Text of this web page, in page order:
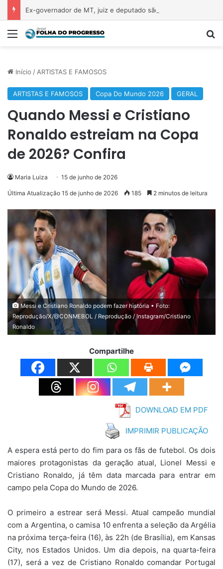
Menu
Início / ARTISTAS E FAMOSOS
ARTISTAS E FAMOSOS Copa Do Mundo 2026 GERAL
Quando Messi e Cristiano
Ronaldo estreiam na Copa
de 2026? Confira
Maria Luiza 15 de junho de 2026
Última Atualização 15 de junho de 2026 185 2 minutos de leitura
Messi e Cristiano Ronaldo podem fazer história • Foto:
Reprodução/X/@CONMEBOL / Reprodução / Instagram/Cristiano
Ronaldo
Compartilhe
DOWNLOAD EM PDF
IMPRIMIR PUBLICAÇÃO
A espera está perto do fim para os fãs de futebol. Os dois
maiores protagonistas da geração atual, Lionel Messi e
Cristiano Ronaldo, já têm data marcada para entrar em
campo pela Copa do Mundo de 2026.
O primeiro a estrear será Messi. Atual campeão mundial
com a Argentina, o camisa 10 enfrenta a seleção da Argélia
na próxima terça-feira (16), às 22h (de Brasília), em Kansas
City, nos Estados Unidos. Um dia depois, na quarta-feira
(17), será a vez de Cristiano Ronaldo comandar Portugal